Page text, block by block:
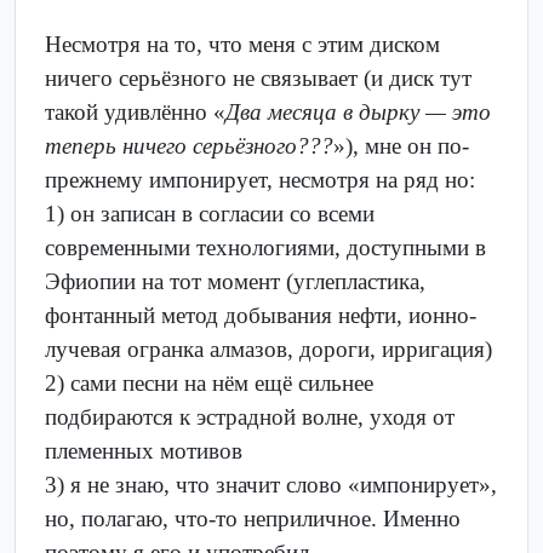
Несмотря на то, что меня с этим диском
ничего серьёзного не связывает (и диск тут
такой удивлённо «Два месяца в дырку — это
теперь ничего серьёзного???»), мне он по-
прежнему импонирует, несмотря на ряд но:
1) он записан в согласии со всеми
современными технологиями, доступными в
Эфиопии на тот момент (углепластика,
фонтанный метод добывания нефти, ионно-
лучевая огранка алмазов, дороги, ирригация)
2) сами песни на нём ещё сильнее
подбираются к эстрадной волне, уходя от
племенных мотивов
3) я не знаю, что значит слово «импонирует»,
но, полагаю, что-то неприличное. Именно